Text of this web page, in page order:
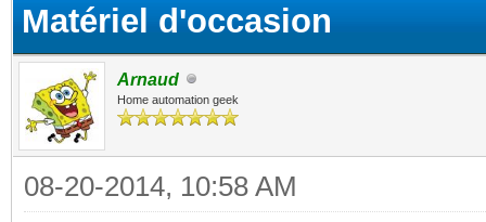
Matériel d'occasion
Arnaud
Home automation geek
08-20-2014, 10:58 AM